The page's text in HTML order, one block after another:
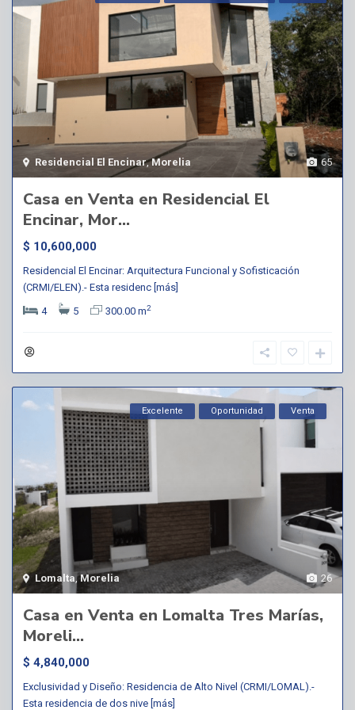
65
Residencial El Encinar,Morelia
Casa en Venta en Residencial El
Encinar, Mor...
$ 10,600,000
Residencial El Encinar: Arquitectura Funcional y Sofisticación
(CRMI/ELEN).- Esta residenc [más]
4
5 300.00 m2
26
Lomalta ,Morelia
Excelente Oportunidad Venta
Casa en Venta en Lomalta Tres Marías,
Moreli...
$ 4,840,000
Exclusividad y Diseño: Residencia de Alto Nivel (CRMI/LOMAL).-
Esta residencia de dos nive [más]